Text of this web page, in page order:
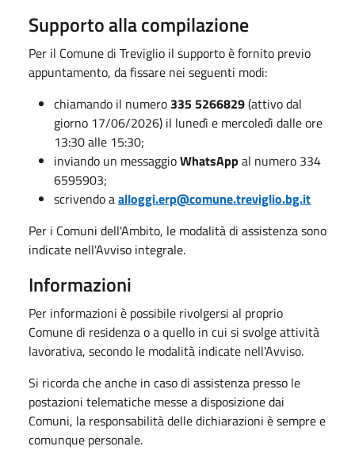
Supporto alla compilazione
Per il Comune di Treviglio il supporto è fornito previo
appuntamento, da fissare nei seguenti modi:
chiamando il numero 335 5266829(attivo dal
giorno 17/06/2026) il lunedì e mercoledì dalle ore
13:30 alle 15:30;
inviando un messaggioWhatsApp al numero 334
6595903;
scrivendo aalloggi.erp@comune.treviglio.bg.it
Per i Comuni dell'Ambito, le modalità di assistenza sono
indicate nell'Avviso integrale.
Informazioni
Per informazioni è possibile rivolgersi al proprio
Comune di residenza o a quello in cui si svolge attività
lavorativa, secondo le modalità indicate nell'Avviso.
Si ricorda che anche in caso di assistenza presso le
postazioni telematiche messe a disposizione dai
Comuni, la responsabilità delle dichiarazioni è sempre e
comunque personale.